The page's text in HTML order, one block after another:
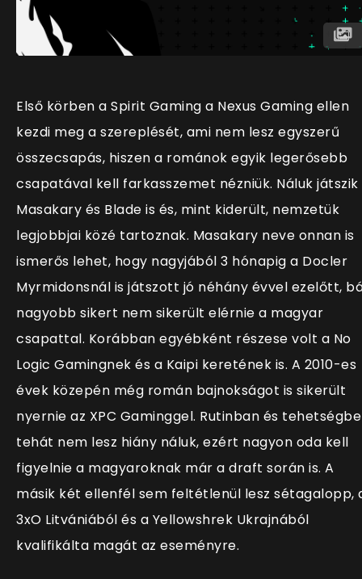
Első körben a Spirit Gaming a Nexus Gaming ellen
kezdi meg a szereplését, ami nem lesz egyszerű
összecsapás, hiszen a románok egyik legerősebb
csapatával kell farkasszemet nézniük. Náluk játszik
Masakary és Blade is és, mint kiderült, nemzetük
legjobbjai közé tartoznak. Masakary neve onnan is
ismerős lehet, hogy nagyjából 3 hónapig a Docler
Myrmidonsnál is játszott jó néhány évvel ezelőtt,
nagyobb sikert nem sikerült elérnie a magyar
csapattal. Korábban egyébként részese volt a No
Logic Gamingnek és a Kaipi keretének is. A 2010-es
évek közepén még román bajnokságot is sikerült
nyernie az XPC Gaminggel. Rutinban és
tehát nem lesz hiány náluk, ezért nagyon oda kell
figyelnie a magyaroknak már a draft során is. A
másik két ellenfél sem feltétlenül lesz sétagalopp,
3xO Litvániából és a Yellowshrek Ukrajnából
kvalifikálta magát az eseményre.